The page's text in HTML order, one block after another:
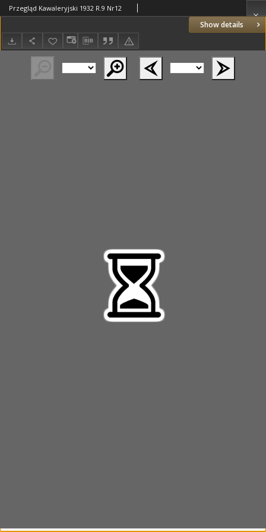
Show details
Przegląd Kawaleryjski 1932 R.9 Nr12